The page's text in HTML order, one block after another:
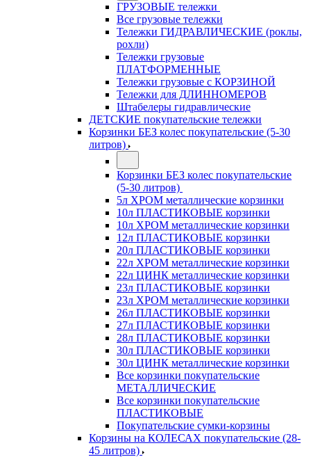
ГРУЗОВЫЕ тележки
Все грузовые тележки
Тележки ГИДРАВЛИЧЕСКИЕ (роклы,
рохли)
Тележки грузовые
ПЛАТФОРМЕННЫЕ
Тележки грузовые с КОРЗИНОЙ
Тележки для ДЛИННОМЕРОВ
Штабелеры гидравлические
ДЕТСКИЕ покупательские тележки
Корзинки БЕЗ колес покупательские (5-30
литров)
Корзинки БЕЗ колес покупательские
(5-30 литров)
5л ХРОМ металлические корзинки
10л ПЛАСТИКОВЫЕ корзинки
10л ХРОМ металлические корзинки
12л ПЛАСТИКОВЫЕ корзинки
20л ПЛАСТИКОВЫЕ корзинки
22л ХРОМ металлические корзинки
22л ЦИНК металлические корзинки
23л ПЛАСТИКОВЫЕ корзинки
23л ХРОМ металлические корзинки
26л ПЛАСТИКОВЫЕ корзинки
27л ПЛАСТИКОВЫЕ корзинки
28л ПЛАСТИКОВЫЕ корзинки
30л ПЛАСТИКОВЫЕ корзинки
30л ЦИНК металлические корзинки
Все корзинки покупательские
МЕТАЛЛИЧЕСКИЕ
Все корзинки покупательские
ПЛАСТИКОВЫЕ
Покупательские сумки-корзины
Корзины на КОЛЕСАХ покупательские (28-
45 литров)